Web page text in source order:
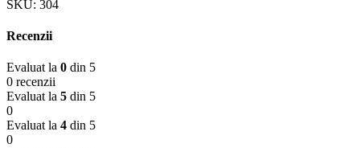
SKU: 304
Recenzii
Evaluat la 0 din 5
0 recenzii
Evaluat la 5 din 5
0
Evaluat la 4 din 5
0